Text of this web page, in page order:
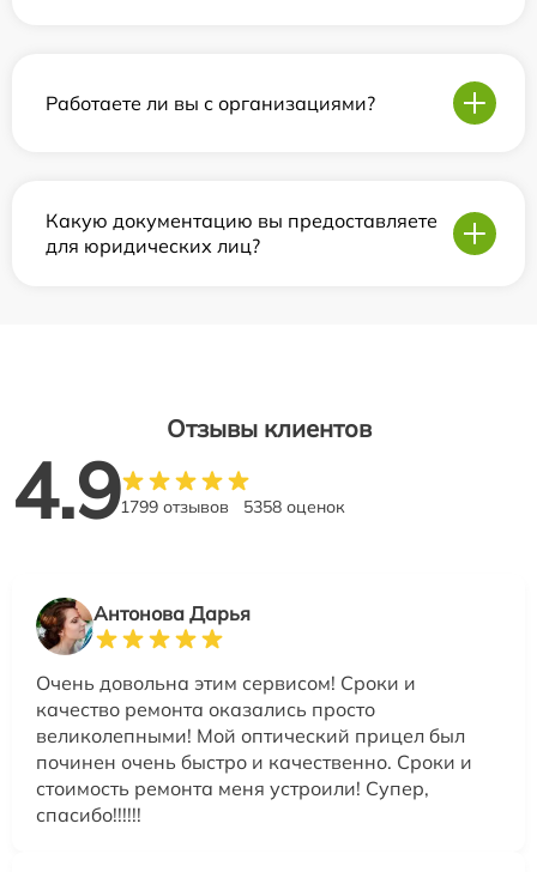
Работаете ли вы с организациями?
Какую документацию вы предоставляете
для юридических лиц?
Отзывы клиентов
4.91799 отзывов 5358 оценок
Антонова Дарья
Очень довольна этим сервисом! Сроки и
качество ремонта оказались просто
великолепными! Мой оптический прицел был
починен очень быстро и качественно. Сроки и
стоимость ремонта меня устроили! Супер,
спасибо!!!!!!